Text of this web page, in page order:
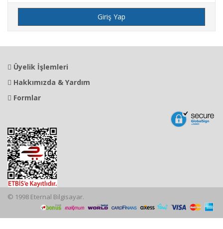
Üyelik İşlemleri
Hakkımızda & Yardım
Formlar
© 1998 Eternal Bilgisayar.